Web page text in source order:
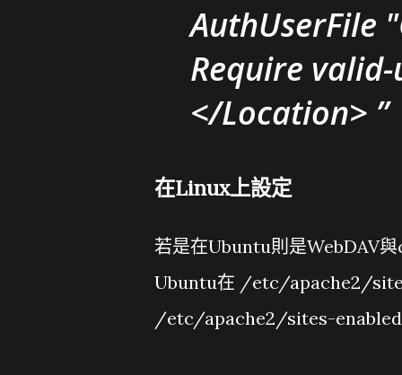
AuthUserFile
Require
</Location>
在Linux上設定
若是在Ubuntu則是WebDAV
Ubuntu在 /etc/apache2/
/etc/apache2/sites-